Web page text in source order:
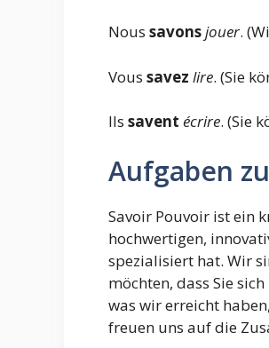
Nous savonsjouer.
Vous savez lire. (Sie
Ils savent écrire. (Sie
Aufgaben
Savoir Pouvoir ist ein
hochwertigen,
spezialisiert hat. Wir
möchten, dass Sie
was wir erreicht
freuen uns auf die